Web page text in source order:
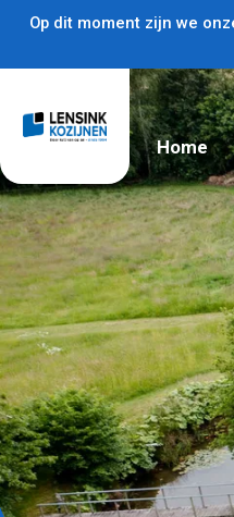
Op dit moment zijn we
Home